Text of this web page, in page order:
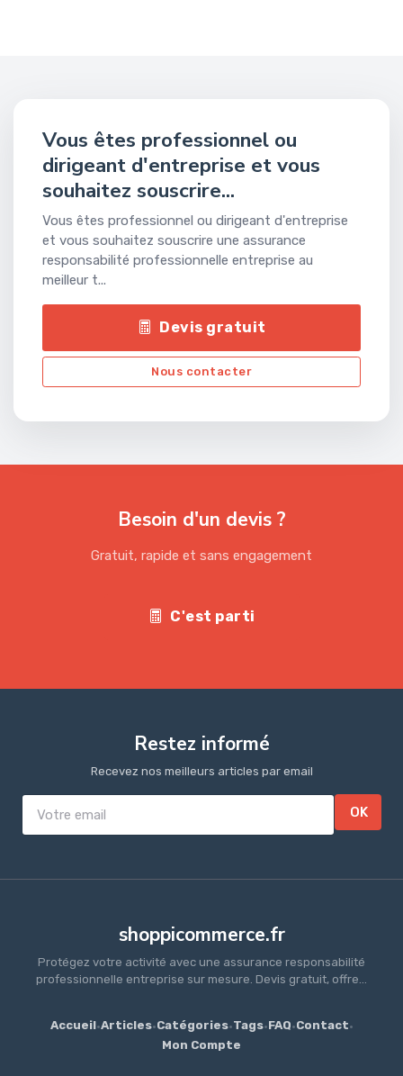
Vous êtes professionnel ou
dirigeant d'entreprise et vous
souhaitez souscrire...
Vous êtes professionnel ou dirigeant d'entreprise
et vous souhaitez souscrire une assurance
responsabilité professionnelle entreprise au
meilleur t...
Devis gratuit
Nous contacter
Besoin d'un devis ?
Gratuit, rapide et sans engagement
C'est parti
Restez informé
Recevez nos meilleurs articles par email
OK
shoppicommerce.fr
Protégez votre activité avec une assurance responsabilité
professionnelle entreprise sur mesure. Devis gratuit, offre...
Accueil·Articles·Catégories·Tags·FAQ·Contact·
Mon Compte